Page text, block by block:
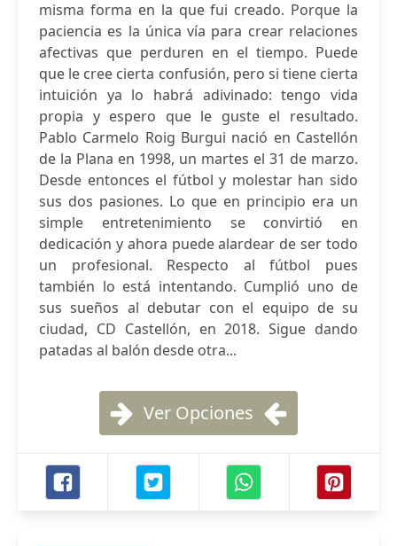
misma forma en la que fui creado. Porque la
paciencia es la única vía para crear relaciones
afectivas que perduren en el tiempo. Puede
que le cree cierta confusión, pero si tiene cierta
intuición ya lo habrá adivinado: tengo vida
propia y espero que le guste el resultado.
Pablo Carmelo Roig Burgui nació en Castellón
de la Plana en 1998, un martes el 31 de marzo.
Desde entonces el fútbol y molestar han sido
sus dos pasiones. Lo que en principio era un
simple entretenimiento se convirtió en
dedicación y ahora puede alardear de ser todo
un profesional. Respecto al fútbol pues
también lo está intentando. Cumplió uno de
sus sueños al debutar con el equipo de su
ciudad, CD Castellón, en 2018. Sigue dando
patadas al balón desde otra...
Ver Opciones